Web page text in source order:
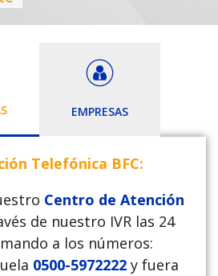
EMPRESAS
Telefónica BFC:
Centro de Atención
de nuestro IVR las 24
a los números:
0500-5972222 y fuera